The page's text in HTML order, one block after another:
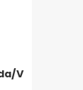
V